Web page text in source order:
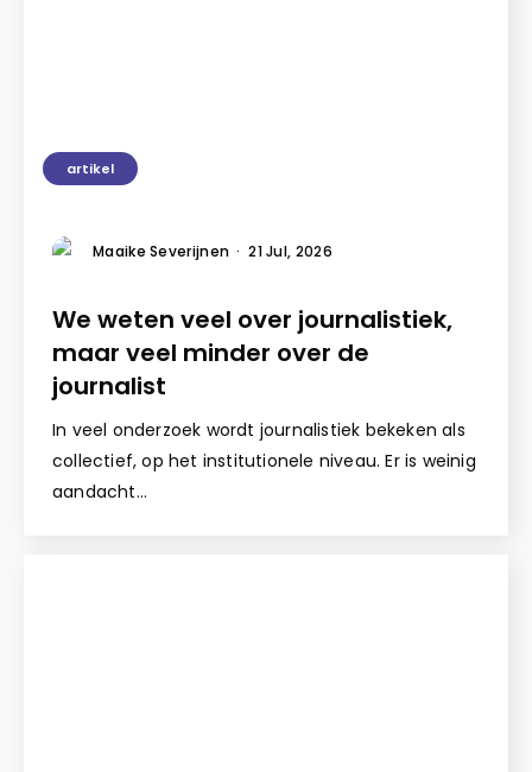
artikel
Maaike Severijnen · 21 Jul, 2026
We weten veel over journalistiek,
maar veel minder over de
journalist
In veel onderzoek wordt journalistiek bekeken als
collectief, op het institutionele niveau. Er is weinig
aandacht…